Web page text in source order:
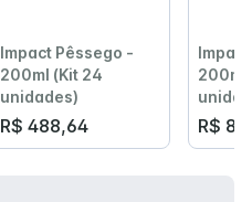
Impact Pêssego -
200ml (Kit 24
unidades)
R$ 488,64
200ml
R$